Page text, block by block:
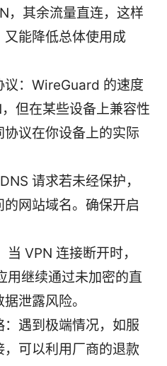
，其余流量直连，这样
能降低总体使用成
议：WireGuard 的速度
但在某些设备上兼容性
议在你设备上的实际
请求若未经保护，
网站域名。确保开启
VPN 连接断开时，
继续通过未加密的直
泄露风险。
遇到极端情况，如服
可以利用厂商的退款